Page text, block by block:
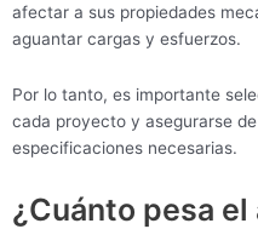
afectar a sus propiedades
aguantar cargas y esfuerzos.
Por lo tanto, es importante
cada proyecto y asegurarse
especificaciones necesarias.
¿Cuánto pesa